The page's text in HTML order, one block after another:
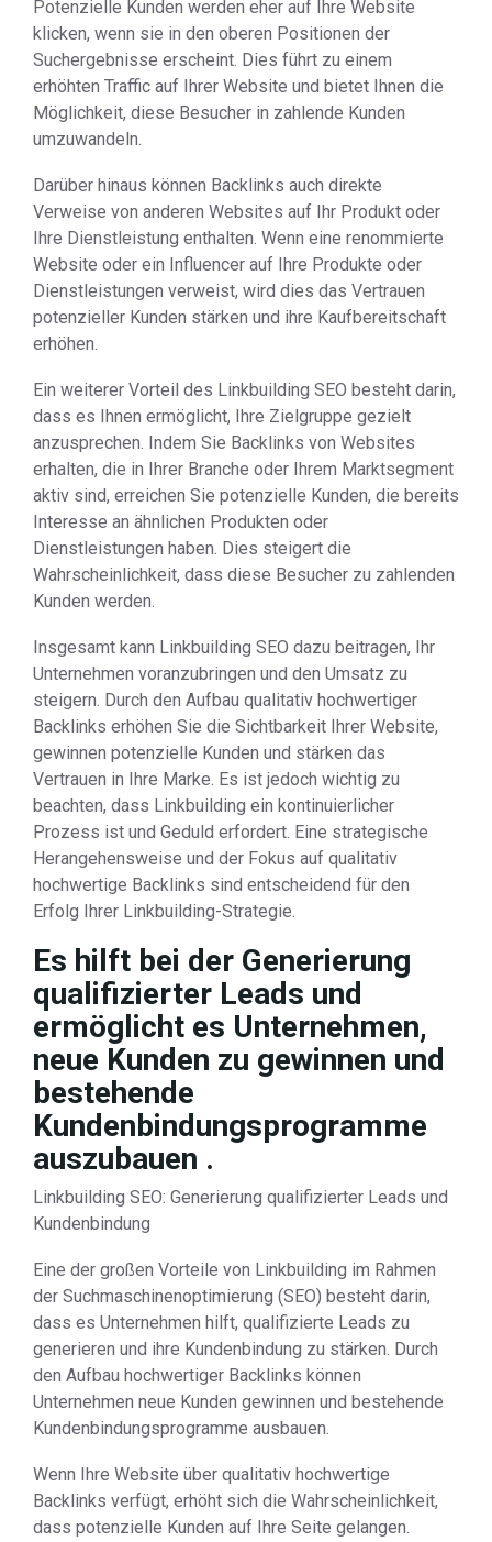
Potenzielle Kunden werden eher auf Ihre Website
klicken, wenn sie in den oberen Positionen der
Suchergebnisse erscheint. Dies führt zu einem
erhöhten Traffic auf Ihrer Website und bietet Ihnen die
Möglichkeit, diese Besucher in zahlende Kunden
umzuwandeln.
Darüber hinaus können Backlinks auch direkte
Verweise von anderen Websites auf Ihr Produkt oder
Ihre Dienstleistung enthalten. Wenn eine renommierte
Website oder ein Influencer auf Ihre Produkte oder
Dienstleistungen verweist, wird dies das Vertrauen
potenzieller Kunden stärken und ihre Kaufbereitschaft
erhöhen.
Ein weiterer Vorteil des Linkbuilding SEO besteht darin,
dass es Ihnen ermöglicht, Ihre Zielgruppe gezielt
anzusprechen. Indem Sie Backlinks von Websites
erhalten, die in Ihrer Branche oder Ihrem Marktsegment
aktiv sind, erreichen Sie potenzielle Kunden, die bereits
Interesse an ähnlichen Produkten oder
Dienstleistungen haben. Dies steigert die
Wahrscheinlichkeit, dass diese Besucher zu zahlenden
Kunden werden.
Insgesamt kann Linkbuilding SEO dazu beitragen, Ihr
Unternehmen voranzubringen und den Umsatz zu
steigern. Durch den Aufbau qualitativ hochwertiger
Backlinks erhöhen Sie die Sichtbarkeit Ihrer Website,
gewinnen potenzielle Kunden und stärken das
Vertrauen in Ihre Marke. Es ist jedoch wichtig zu
beachten, dass Linkbuilding ein kontinuierlicher
Prozess ist und Geduld erfordert. Eine strategische
Herangehensweise und der Fokus auf qualitativ
hochwertige Backlinks sind entscheidend für den
Erfolg Ihrer Linkbuilding-Strategie.
Es hilft bei der Generierung
qualifizierter Leads und
ermöglicht es Unternehmen,
neue Kunden zu gewinnen und
bestehende
Kundenbindungsprogramme
auszubauen .
Linkbuilding SEO: Generierung qualifizierter Leads und
Kundenbindung
Eine der großen Vorteile von Linkbuilding im Rahmen
der Suchmaschinenoptimierung (SEO) besteht darin,
dass es Unternehmen hilft, qualifizierte Leads zu
generieren und ihre Kundenbindung zu stärken. Durch
den Aufbau hochwertiger Backlinks können
Unternehmen neue Kunden gewinnen und bestehende
Kundenbindungsprogramme ausbauen.
Wenn Ihre Website über qualitativ hochwertige
Backlinks verfügt, erhöht sich die Wahrscheinlichkeit,
dass potenzielle Kunden auf Ihre Seite gelangen.